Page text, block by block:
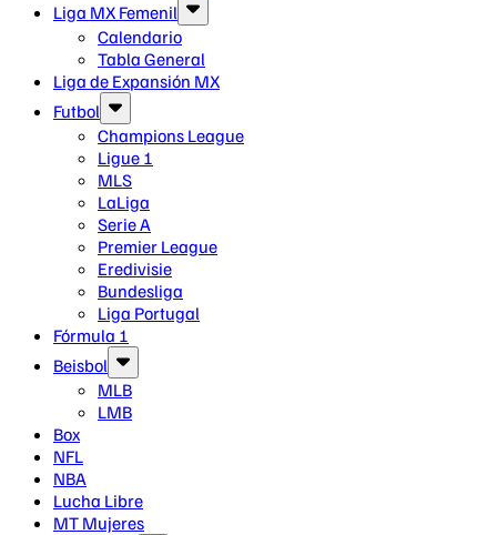
Liga MX Femenil
Calendario
Tabla General
Liga de Expansión MX
Futbol
Champions League
Ligue 1
MLS
LaLiga
Serie A
Premier League
Eredivisie
Bundesliga
Liga Portugal
Fórmula 1
Beisbol
MLB
LMB
Box
NFL
NBA
Lucha Libre
MT Mujeres